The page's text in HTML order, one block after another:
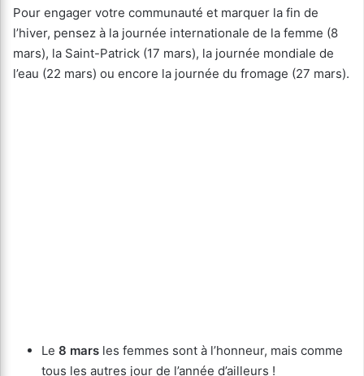
Pour engager votre communauté et marquer la fin de
l’hiver, pensez à la journée internationale de la femme (8
mars), la Saint-Patrick (17 mars), la journée mondiale de
l’eau (22 mars) ou encore la journée du fromage (27 mars).
Le 8 mars les femmes sont à l’honneur, mais comme
tous les autres jour de l’année d’ailleurs !